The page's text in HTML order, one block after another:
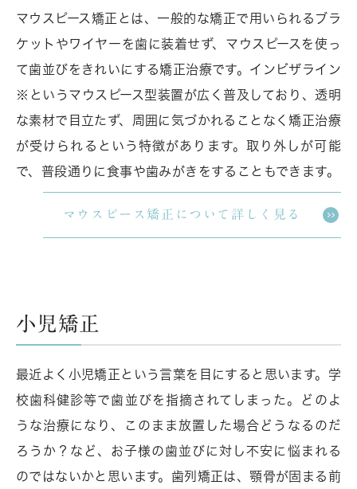
マウスピース矯正とは、一般的な矯正で用いられるブラ
ケットやワイヤーを歯に装着せず、マウスピースを使っ
て歯並びをきれいにする矯正治療です。インビザライン
※というマウスピース型装置が広く普及しており、透明
な素材で目立たず、周囲に気づかれることなく矯正治療
が受けられるという特徴があります。取り外しが可能
で、普段通りに食事や歯みがきをすることもできます。
マウスピース矯正について詳しく見る
小児矯正
最近よく小児矯正という言葉を目にすると思います。学
校歯科健診等で歯並びを指摘されてしまった。どのよ
うな治療になり、このまま放置した場合どうなるのだ
ろうか？など、お子様の歯並びに対し不安に悩まれる
のではないかと思います。歯列矯正は、顎骨が固まる前